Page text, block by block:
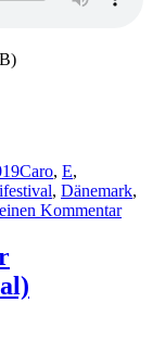
Caro, E,
, Dänemark,
Kommentarzu